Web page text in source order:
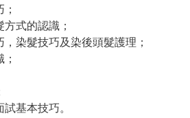
式的認識；
染髮技巧及染後頭髮護理；
基本技巧。